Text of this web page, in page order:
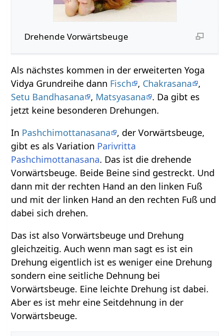
Drehende Vorwärtsbeuge
Als nächstes kommen in der erweiterten Yoga
Vidya Grundreihe dann Fisch , Chakrasana
,
Setu Bandhasana
, Matsyasana
. Da gibt es
jetzt keine besonderen Drehungen.
In Pashchimottanasana
, der Vorwärtsbeuge,
gibt es als Variation Parivritta
Pashchimottanasana. Das ist die drehende
Vorwärtsbeuge. Beide Beine sind gestreckt. Und
dann mit der rechten Hand an den linken Fuß
und mit der linken Hand an den rechten Fuß und
dabei sich drehen.
Das ist also Vorwärtsbeuge und Drehung
gleichzeitig. Auch wenn man sagt es ist ein
Drehung eigentlich ist es weniger eine Drehung
sondern eine seitliche Dehnung bei
Vorwärtsbeuge. Eine leichte Drehung ist dabei.
Aber es ist mehr eine Seitdehnung in der
Vorwärtsbeuge.